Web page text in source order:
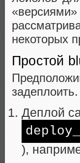
некоторых
Простой
Деплой
),